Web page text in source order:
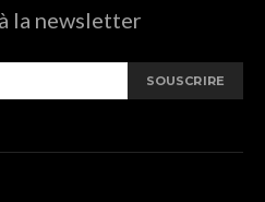
la newsletter
SOUSCRIRE